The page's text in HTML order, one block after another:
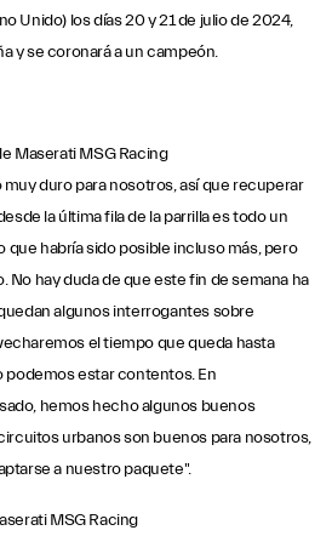
Unido) los días 20 y 21 de julio de 2024,
y se coronará a un campeón.
Maserati MSG Racing
duro para nosotros, así que recuperar
la última fila de la parrilla es todo un
que habría sido posible incluso más, pero
No hay duda de que este fin de semana ha
algunos interrogantes sobre
el tiempo que queda hasta
podemos estar contentos. En
hemos hecho algunos buenos
urbanos son buenos para nosotros,
a nuestro paquete".
MSG Racing